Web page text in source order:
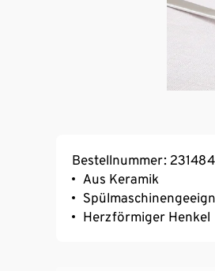
Bestellnummer: 231484
Aus Keramik
Herzförmiger Henkel